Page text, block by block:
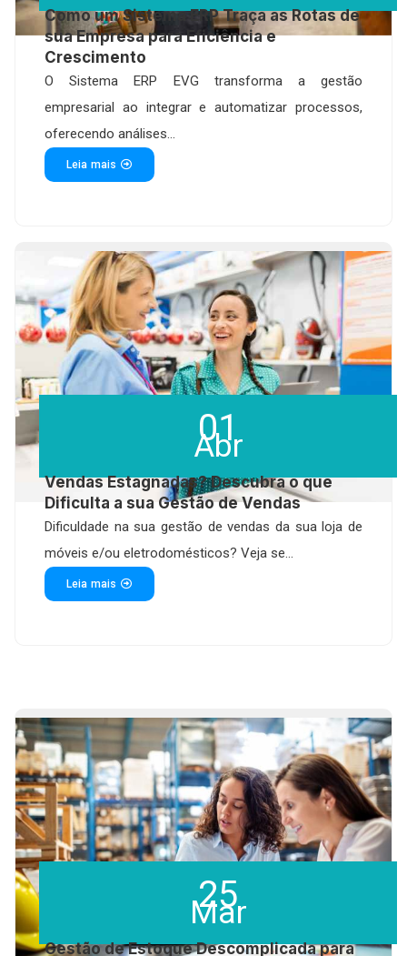
Como um Sistema ERP Traça as Rotas de
sua Empresa para Eficiência e
Crescimento
O Sistema ERP EVG transforma a gestão
empresarial ao integrar e automatizar processos,
oferecendo análises...
Leia mais
01
Abr
Vendas Estagnadas? Descubra o que
Dificulta a sua Gestão de Vendas
Dificuldade na sua gestão de vendas da sua loja de
móveis e/ou eletrodomésticos? Veja se...
Leia mais
25
Mar
Gestão de Estoque Descomplicada para